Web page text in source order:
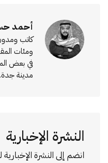
أحمد
كاتب
ومئات
في بعض
مدينة جدة.
النشرة الإخبارية
انضم إلى النشرة